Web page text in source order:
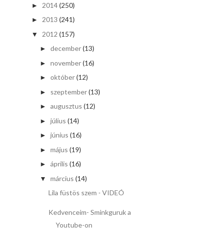
► 2014(250)
► 2013 (241)
▼ 2012 (157)
► december(13)
► november(16)
► október(12)
► szeptember(13)
► augusztus (12)
► július (14)
► június (16)
► május (19)
► április (16)
▼ március (14)
Lila füstös szem - VIDEÓ
Kedvenceim- Sminkguruk a
Youtube-on